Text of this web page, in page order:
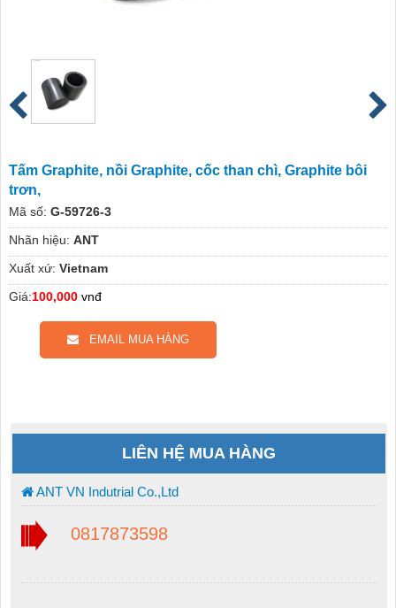
Tấm Graphite, nồi Graphite, cốc than chì, Graphite bôi
trơn,
Mã số: G-59726-3
Nhãn hiệu: ANT
Xuất xứ: Vietnam
Giá:100,000 vnđ
EMAIL MUA HÀNG
LIÊN HỆ MUA HÀNG
ANT VN Indutrial Co.,Ltd
0817873598